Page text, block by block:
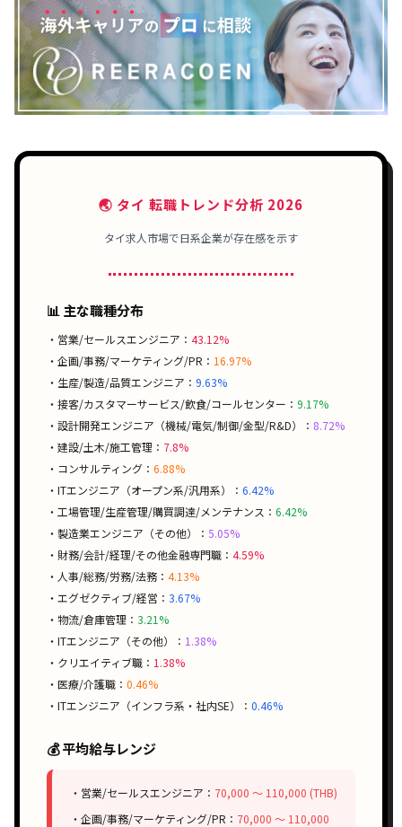
🌏 タイ 転職トレンド分析 2026
タイ求人市場で日系企業が存在感を示す
📊 主な職種分布
・営業/セールスエンジニア： 43.12%
・企画/事務/マーケティング/PR： 16.97%
・生産/製造/品質エンジニア： 9.63%
・接客/カスタマーサービス/飲食/コールセンター： 9.17%
・設計開発エンジニア（機械/電気/制御/金型/R&D）： 8.72%
・建設/土木/施工管理： 7.8%
・コンサルティング： 6.88%
・ITエンジニア（オープン系/汎用系）： 6.42%
・工場管理/生産管理/購買調達/メンテナンス： 6.42%
・製造業エンジニア（その他）： 5.05%
・財務/会計/経理/その他金融専門職： 4.59%
・人事/総務/労務/法務： 4.13%
・エグゼクティブ/経営： 3.67%
・物流/倉庫管理： 3.21%
・ITエンジニア（その他）： 1.38%
・クリエイティブ職： 1.38%
・医療/介護職： 0.46%
・ITエンジニア（インフラ系・社内SE）： 0.46%
💰 平均給与レンジ
・営業/セールスエンジニア： 70,000 〜 110,000 (THB)
・企画/事務/マーケティング/PR： 70,000 〜 110,000